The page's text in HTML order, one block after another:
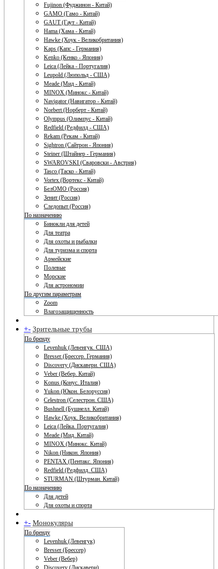
Fujinon (Фуджинон - Китай)
GAMO (Гамо - Китай)
GAUT (Гаут - Китай)
Hama (Хама - Китай)
Hawke (Хоук - Великобритания)
Kaps (Капс - Германия)
Kenko (Кенко - Япония)
Leica (Лейка - Португалия)
Leupold (Люпольд - США)
Meade (Мид - Китай)
MINOX (Минокс - Китай)
Navigator (Навигатор - Китай)
Norbert (Норберт - Китай)
Olympus (Олимпус - Китай)
Redfield (Редфилд - США)
Rekam (Рекам - Китай)
Sightron (Сайтрон - Япония)
Steiner (Штайнер - Германия)
SWAROVSKI (Сваровски - Австрия)
Tasco (Таско - Китай)
Vortex (Вортекс - Китай)
БелОМО (Россия)
Зенит (Россия)
Следопыт (Россия)
По назначению
Бинокли для детей
Для театра
Для охоты и рыбалки
Для туризма и спорта
Армейские
Полевые
Морские
Для астрономии
По другим параметрам
Zoom
Влагозащищенность
+- Зрительные трубы
По бренду
Levenhuk (Левенгук. США)
Bresser (Брессер. Германия)
Discovery (Дискавери. США)
Veber (Вебер. Китай)
Konus (Конус. Италия)
Yukon (Юкон. Белоруссия)
Celestron (Селестрон. США)
Bushnell (Бушнелл. Китай)
Hawke (Хоук. Великобритания)
Leica (Лейка. Португалия)
Meade (Мид. Китай)
MINOX (Минокс. Китай)
Nikon (Никон. Япония)
PENTAX (Пентакс. Япония)
Redfield (Редфилд. США)
STURMAN (Штурман. Китай)
По назначению
Для детей
Для охоты и спорта
+- Монокуляры
По бренду
Levenhuk (Левенгук)
Bresser (Брессер)
Veber (Вебер)
Discovery (Дискавери)